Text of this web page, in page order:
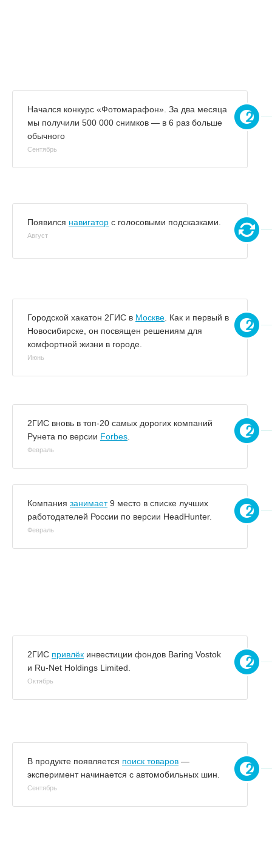
Начался конкурс «Фотомарафон». За два месяца
мы получили 500 000 снимков — в 6 раз больше
обычного
Сентябрь
Появился навигатор с голосовыми подсказками.
Август
Городской хакатон 2ГИС в Москве . Как и первый в
Новосибирске, он посвящен решениям для
комфортной жизни в городе.
Июнь
2ГИС вновь в топ-20 самых дорогих компаний
Рунета по версии Forbes
Февраль
Компания занимает9 место в списке лучших
работодателей России по версии HeadHunter.
Февраль
2ГИС привлёк инвестиции фондов Baring Vostok
и Ru-Net Holdings Limited.
Октябрь
В продукте появляется поиск товаров —
эксперимент начинается с автомобильных шин.
Сентябрь